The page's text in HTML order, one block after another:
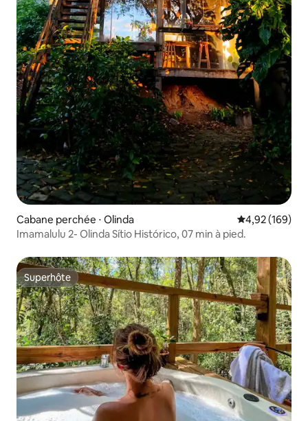
Cabane perchée ⋅ Olinda Évaluation
4,92 (169)
Imamalulu 2- Olinda Sítio Histórico, 07 min à pied.
Superhôte
Superhôte